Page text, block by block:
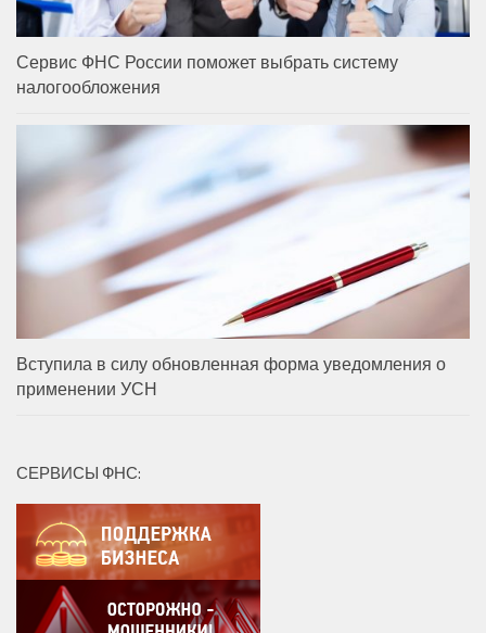
Сервис ФНС России поможет выбрать систему
налогообложения
Вступила в силу обновленная форма уведомления о
применении УСН
СЕРВИСЫ ФНС: